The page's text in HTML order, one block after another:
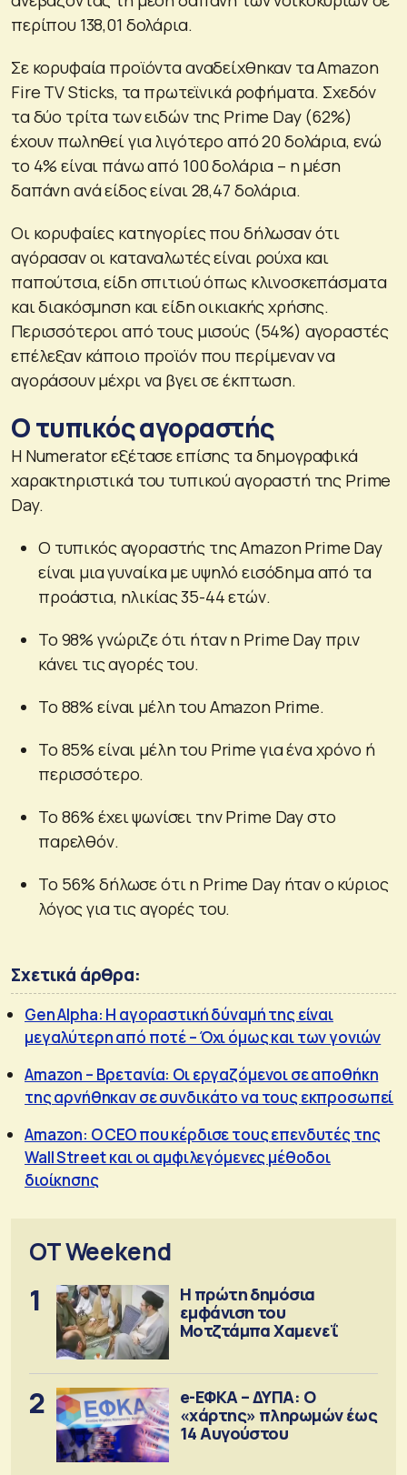
περίπου 138,01 δολάρια.
Σε κορυφαία προϊόντα αναδείχθηκαν τα Amazon
Fire TV Sticks, τα πρωτεϊνικά ροφήματα. Σχεδόν
τα δύο τρίτα των ειδών της Prime Day (62%)
έχουν πωληθεί για λιγότερο από 20 δολάρια, ενώ
το 4% είναι πάνω από 100 δολάρια – η μέση
δαπάνη ανά είδος είναι 28,47 δολάρια.
Οι κορυφαίες κατηγορίες που δήλωσαν ότι
αγόρασαν οι καταναλωτές είναι ρούχα και
παπούτσια, είδη σπιτιού όπως κλινοσκεπάσματα
και διακόσμηση και είδη οικιακής χρήσης.
Περισσότεροι από τους μισούς (54%) αγοραστές
επέλεξαν κάποιο προϊόν που περίμεναν να
αγοράσουν μέχρι να βγει σε έκπτωση.
Ο τυπικός αγοραστής
Η Numerator εξέτασε επίσης τα δημογραφικά
χαρακτηριστικά του τυπικού αγοραστή της Prime
Day.
Ο τυπικός αγοραστής της Amazon Prime Day
είναι μια γυναίκα με υψηλό εισόδημα από τα
προάστια, ηλικίας 35-44 ετών.
Το 98% γνώριζε ότι ήταν η Prime Day πριν
κάνει τις αγορές του.
Το 88% είναι μέλη του Amazon Prime.
Το 85% είναι μέλη του Prime για ένα χρόνο ή
περισσότερο.
Το 86% έχει ψωνίσει την Prime Day στο
παρελθόν.
Το 56% δήλωσε ότι η Prime Day ήταν ο κύριος
λόγος για τις αγορές του.
Σχετικά άρθρα:
Gen Alpha: Η αγοραστική δύναμή της είναι
μεγαλύτερη από ποτέ – Όχι όμως και των γονιών
Amazon – Βρετανία: Οι εργαζόμενοι σε αποθήκη
της αρνήθηκαν σε συνδικάτο να τους εκπροσωπεί
Amazon: Ο CEO που κέρδισε τους επενδυτές της
Wall Street και οι αμφιλεγόμενες μέθοδοι
διοίκησης
OT Weekend
1
Η πρώτη δημόσια
εμφάνιση του
Μοτζτάμπα Χαμενεΐ
2
e-ΕΦΚΑ – ΔΥΠΑ: Ο
«χάρτης» πληρωμών έως
14 Αυγούστου